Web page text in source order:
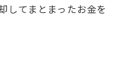
してまとまったお金を